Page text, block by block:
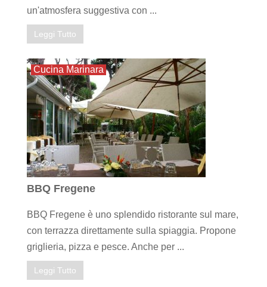
un'atmosfera suggestiva con ...
Leggi Tutto
Cucina Marinara
BBQ Fregene
BBQ Fregene è uno splendido ristorante sul mare,
con terrazza direttamente sulla spiaggia. Propone
griglieria, pizza e pesce. Anche per ...
Leggi Tutto